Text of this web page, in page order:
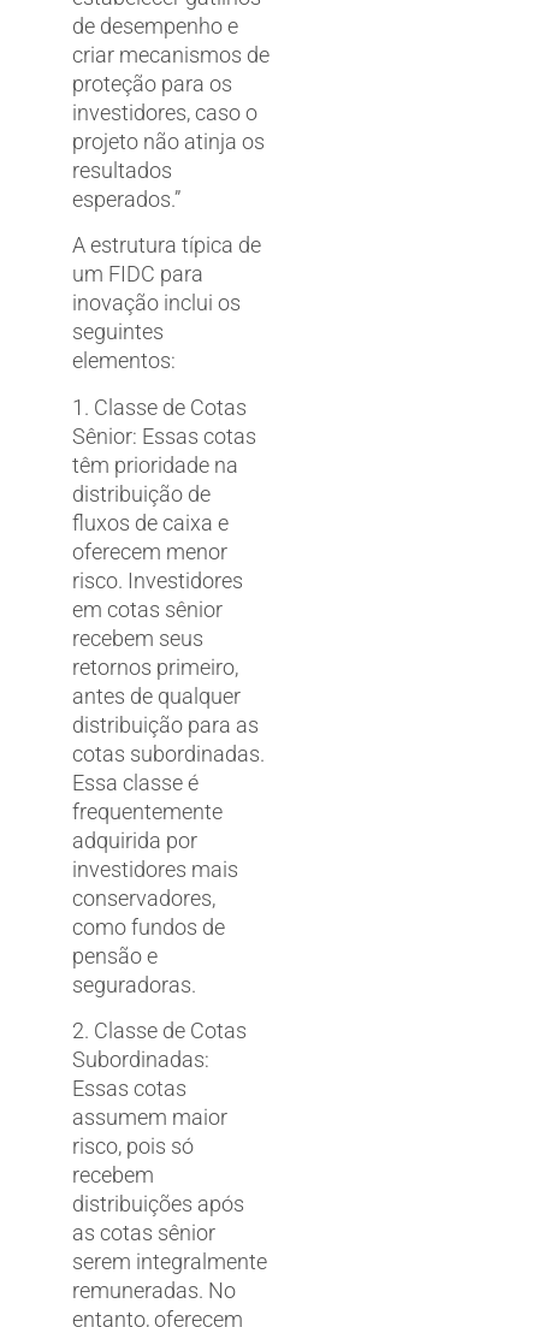
de desempenho e
criar mecanismos de
proteção para os
investidores, caso o
projeto não atinja os
resultados
esperados.”
A estrutura típica de
um FIDC para
inovação inclui os
seguintes
elementos:
1. Classe de Cotas
Sênior: Essas cotas
têm prioridade na
distribuição de
fluxos de caixa e
oferecem menor
risco. Investidores
em cotas sênior
recebem seus
retornos primeiro,
antes de qualquer
distribuição para as
cotas subordinadas.
Essa classe é
frequentemente
adquirida por
investidores mais
conservadores,
como fundos de
pensão e
seguradoras.
2. Classe de Cotas
Subordinadas:
Essas cotas
assumem maior
risco, pois só
recebem
distribuições após
as cotas sênior
serem integralmente
remuneradas. No
entanto, oferecem